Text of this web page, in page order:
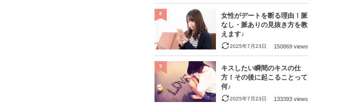
女性がデートを断る理由！脈
なし・脈ありの見抜き方を教
えます♪
2025年7月23日 150869 views
8
キスしたい瞬間のキスの仕
方！その後に起こることって
何♪
2025年7月23日 133393 views
9